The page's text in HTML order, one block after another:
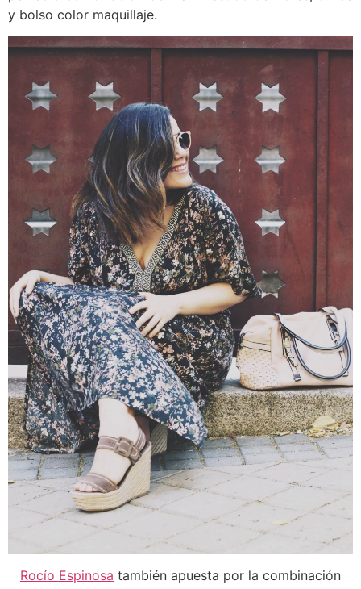
y bolso color maquillaje.
Rocío Espinosa también apuesta por la combinación